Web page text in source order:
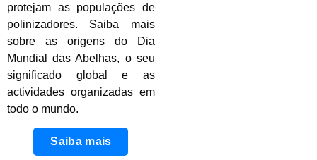
protejam as populações de
polinizadores. Saiba mais
sobre as origens do Dia
Mundial das Abelhas, o seu
significado global e as
actividades organizadas em
todo o mundo.
Saiba mais